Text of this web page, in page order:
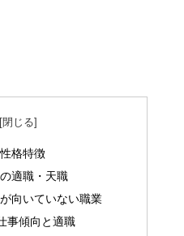
格特徴
適職・天職
向いていない職業
事傾向と適職